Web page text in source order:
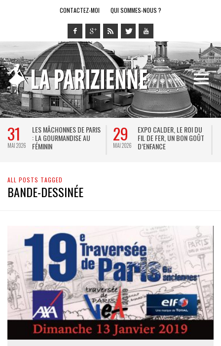
CONTACTEZ-MOI QUI SOMMES-NOUS ?
31
MAI 2026
LES MÂCHONNES DE PARIS
: LA GOURMANDISE AU
FÉMININ
29
MAI 2026
EXPO CALDER, LE ROI DU
FIL DE FER, UN BON GOÛT
D’ENFANCE
ALL POSTS TAGGED
BANDE-DESSINÉE